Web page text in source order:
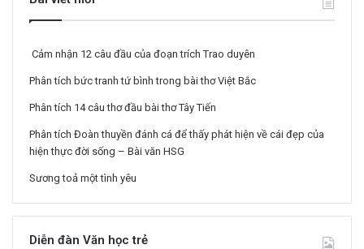
Cảm nhận 12 câu đầu của đoạn trích Trao duyên
Phân tích bức tranh tứ bình trong bài thơ Việt Bắc
Phân tích 14 câu thơ đầu bài thơ Tây Tiến
Phân tích Đoàn thuyền đánh cá để thấy phát hiện về cái đẹp của
hiện thực đời sống – Bài văn HSG
Sương toả một tình yêu
Diễn đàn Văn học trẻ